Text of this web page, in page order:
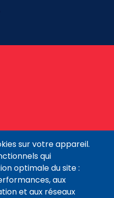
sur votre appareil.
qui
optimale du site :
aux
et aux réseaux
NATIONALE